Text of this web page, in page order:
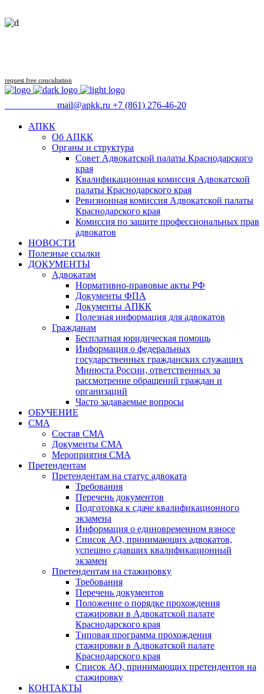
request free concultation
mail@apkk.ru +7 (861) 276-46-20
АПКК
Об АПКК
Органы и структура
Совет Адвокатской палаты Краснодарского
края
Квалификационная комиссия Адвокатской
палаты Краснодарского края
Ревизионная комиссия Адвокатской палаты
Краснодарского края
Комиссия по защите профессиональных прав
адвокатов
НОВОСТИ
Полезные ссылки
ДОКУМЕНТЫ
Адвокатам
Нормативно-правовые акты РФ
Документы ФПА
Документы АПКК
Полезная информация для адвокатов
Гражданам
Бесплатная юридическая помощь
Информация о федеральных
государственных гражданских служащих
Минюста России, ответственных за
рассмотрение обращений граждан и
организаций
Часто задаваемые вопросы
ОБУЧЕНИЕ
СМА
Состав СМА
Документы СМА
Мероприятия СМА
Претендентам
Претендентам на статус адвоката
Требования
Перечень документов
Подготовка к сдаче квалификационного
экзамена
Информация о единовременном взносе
Список АО, принимающих адвокатов,
успешно сдавших квалификационный
экзамен
Претендентам на стажировку
Требования
Перечень документов
Положение о порядке прохождения
стажировки в Адвокатской палате
Краснодарского края
Типовая программа прохождения
стажировки в Адвокатской палате
Краснодарского края
Список АО, принимающих претендентов на
стажировку
КОНТАКТЫ